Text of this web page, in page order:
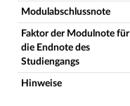
Modulabschlussnote
Faktor der Modulnote für
die Endnote des
Studiengangs
Hinweise